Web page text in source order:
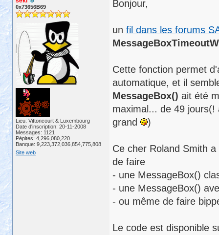
0x73656B69
Lieu: Vittoncourt & Luxembourg
Date d'inscription: 20-11-2008
Messages: 1121
Pépites: 4,296,080,220
Banque: 9,223,372,036,854,775,808
Site web
Bonjour,
un fil dans les forums
Cette fonction permet
automatique, et il
MessageBox() ait été
maximal... de 49
grand
)
Ce cher Roland Smith
de faire
- une MessageBox()
- une MessageBox()
- ou même de faire
Le code est disponible